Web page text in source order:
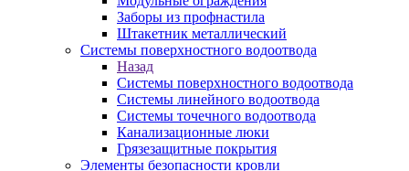
Заборы из профнастила
Штакетник металлический
Системы поверхностного водоотвода
Назад
Системы поверхностного водоотвода
Системы линейного водоотвода
Системы точечного водоотвода
Канализационные люки
Грязезащитные покрытия
Элементы безопасности кровли